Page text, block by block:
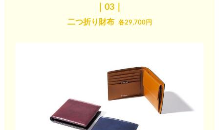
｜03
二つ折り財布 各29,700円